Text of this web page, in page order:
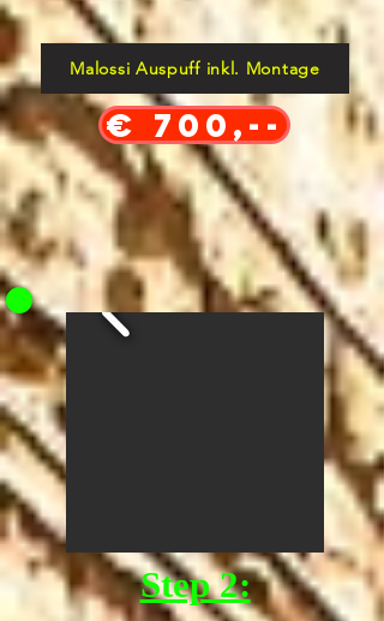
Malossi Auspuff inkl. Montage
€ 700,--
Step 2: